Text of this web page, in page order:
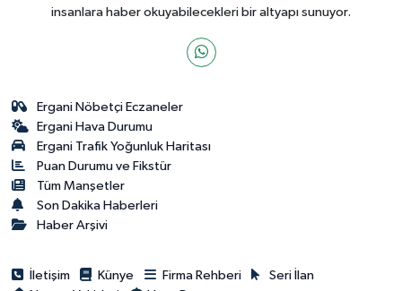
insanlara haber okuyabilecekleri bir altyapı sunuyor.
Ergani Nöbetçi Eczaneler
Ergani Hava Durumu
Ergani Trafik Yoğunluk Haritası
Puan Durumu ve Fikstür
Tüm Manşetler
Son Dakika Haberleri
Haber Arşivi
İletişim Künye Firma Rehberi
Seri İlan